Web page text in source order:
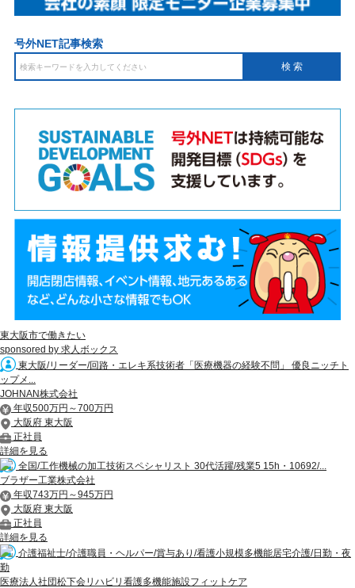
号外NET記事検索
東大阪市で働きたい
sponsored by 求人ボックス
東大阪/リーダー/回路・エレキ系技術者「医療機器の経験不問」 優良ニッチト
ップメ...
JOHNAN株式会社
年収500万円～700万円
大阪府 東大阪
正社員
詳細を見る
全国/工作機械の加工技術スペシャリスト 30代活躍/残業5 15h・10692/...
ブラザー工業株式会社
年収743万円～945万円
大阪府 東大阪
正社員
詳細を見る
介護福祉士/介護職員・ヘルパー/賞与あり/看護小規模多機能居宅介護/日勤・夜
勤
医療法人社団松下会リハビリ看護多機能施設フィットケア